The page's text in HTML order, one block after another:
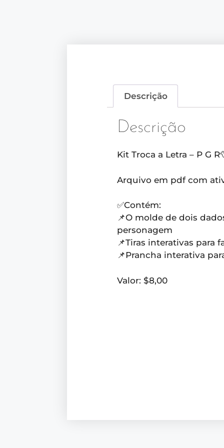
Descrição
Descrição
Kit Troca a Letra – P G
Arquivo em pdf com
✅Contém:
📌O molde de dois
personagem
📌Tiras interativas para
📌Prancha interativa
Valor: $8,00